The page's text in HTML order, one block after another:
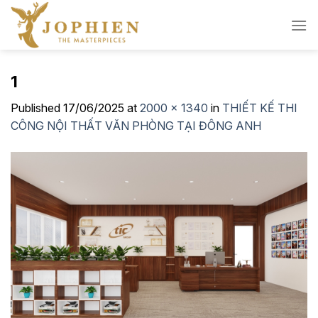
Skip
content
1
Published 17/06/2025 at 2000 × 1340 in THIẾT KẾ THI
CÔNG NỘI THẤT VĂN PHÒNG TẠI ĐÔNG ANH